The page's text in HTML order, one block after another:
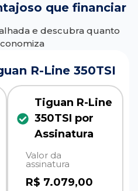
que financiar
e descubra quanto
R-Line 350TSI
Tiguan R-Line
350TSI por
Assinatura
Valor da
assinatura
R$ 7.079,00